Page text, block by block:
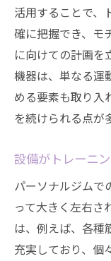
活用することで、
確に把握でき、モ
に向けての計画を
機器は、単なる運
める要素も取り入
を続けられる点が
設備がトレーニ
パーソナルジムで
って大きく左右さ
は、例えば、各種
充実しており、個